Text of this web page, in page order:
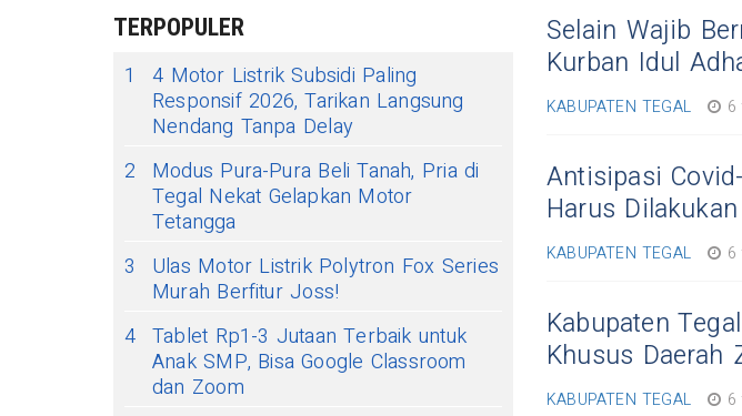
TERPOPULER
1
4 Motor Listrik Subsidi Paling
Responsif 2026, Tarikan Langsung
Nendang Tanpa Delay
2
Modus Pura-Pura Beli Tanah, Pria di
Tegal Nekat Gelapkan Motor
Tetangga
3
Ulas Motor Listrik Polytron Fox Series
Murah Berfitur Joss!
4 Tablet Rp1-3 Jutaan Terbaik untuk
Anak SMP, Bisa Google Classroom
dan Zoom
Selain Wajib
Kurban Idul
KABUPATEN TEGAL 6
Antisipasi
Harus
KABUPATEN TEGAL 6
Kabupaten
Khusus Daerah
KABUPATEN TEGAL 6